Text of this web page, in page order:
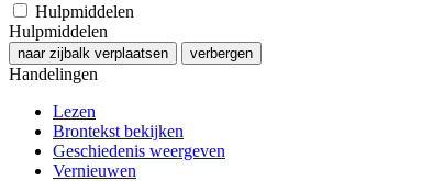
Hulpmiddelen
Hulpmiddelen
naar zijbalk verplaatsen verbergen
Handelingen
Lezen
Brontekst bekijken
Geschiedenis weergeven
Vernieuwen